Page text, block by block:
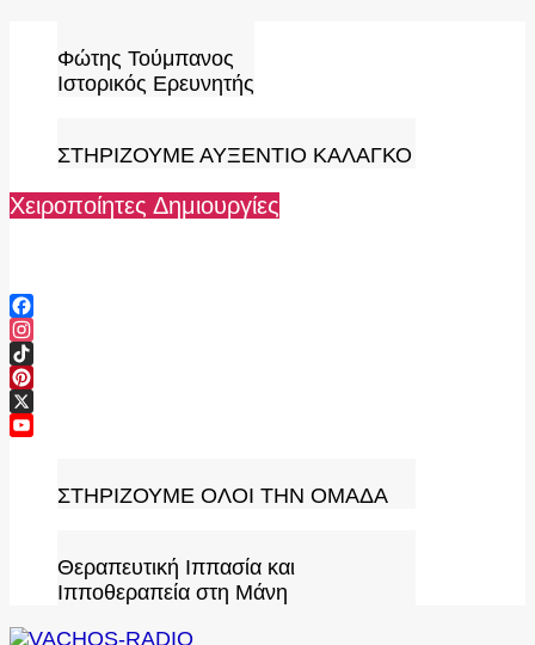
content
Φώτης Τούμπανος
Ιστορικός Ερευνητής
ΣΤΗΡΙΖΟΥΜΕ ΑΥΞΕΝΤΙΟ ΚΑΛΑΓΚΟ
Χειροποίητες Δημιουργίες
Facebook
Instagram
TikTok
Pinterest
X
ΣΤΗΡΙΖΟΥΜΕ ΟΛΟΙ ΤΗΝ ΟΜΑΔΑ
Θεραπευτική Ιππασία και
Ιπποθεραπεία στη Μάνη